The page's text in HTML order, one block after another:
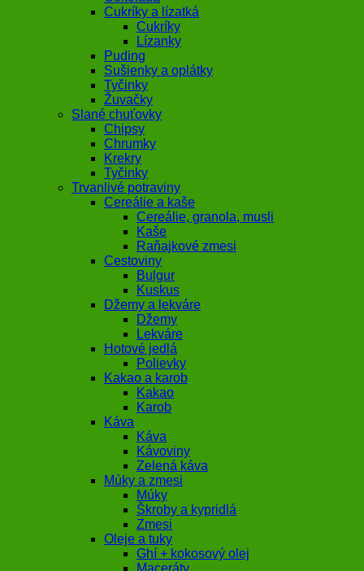
Cukríky a lízatká
Cukríky
Lízanky
Puding
Sušienky a oplátky
Tyčinky
Žuvačky
Slané chuťovky
Chipsy
Chrumky
Krekry
Tyčinky
Trvanlivé potraviny
Cereálie a kaše
Cereálie, granola, musli
Kaše
Raňajkové zmesi
Cestoviny
Bulgur
Kuskus
Džemy a lekváre
Džemy
Lekváre
Hotové jedlá
Polievky
Kakao a karob
Kakao
Karob
Káva
Káva
Kávoviny
Zelená káva
Múky a zmesi
Múky
Škroby a kypridlá
Zmesi
Oleje a tuky
Ghí + kokosový olej
Maceráty